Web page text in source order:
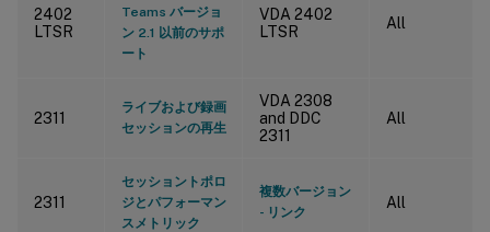
2402
LTSR
Teams バージョ
ン 2.1 以前のサポ
ート
VDA 2402
LTSR
All
2311
ライブおよび録画
セッションの再生
VDA 2308
and DDC
2311
All
2311
セッショントポロ
ジとパフォーマン
スメトリック
複数バージョン
- リンク
All